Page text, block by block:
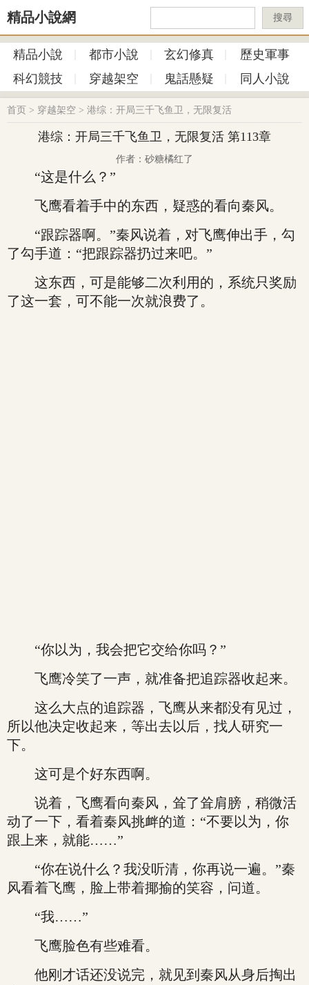
精品小說網 搜尋
精品小說 都市小說 玄幻修真
歷史軍事
科幻競技
穿越架空 鬼話懸疑 同人小說
首页 > 穿越架空 > 港综：开局三千飞鱼卫，无限复活
港综：开局三千飞鱼卫，无限复活 第113章
作者：砂糖橘红了
“这是什么？”
飞鹰看着手中的东西，疑惑的看向秦风。
“跟踪器啊。”秦风说着，对飞鹰伸出手，勾
了勾手道：“把跟踪器扔过来吧。”
这东西，可是能够二次利用的，系统只奖励
了这一套，可不能一次就浪费了。
“你以为，我会把它交给你吗？”
飞鹰冷笑了一声，就准备把追踪器收起来。
这么大点的追踪器，飞鹰从来都没有见过，
所以他决定收起来，等出去以后，找人研究一
下。
这可是个好东西啊。
说着，飞鹰看向秦风，耸了耸肩膀，稍微活
动了一下，看着秦风挑衅的道：“不要以为，你
跟上来，就能……”
“你在说什么？我没听清，你再说一遍。”秦
风看着飞鹰，脸上带着揶揄的笑容，问道。
“我……”
飞鹰脸色有些难看。
他刚才话还没说完，就见到秦风从身后掏出